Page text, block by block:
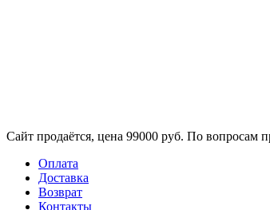
Сайт продаётся, цена 99000 руб. По вопросам
Оплата
Доставка
Возврат
Контакты